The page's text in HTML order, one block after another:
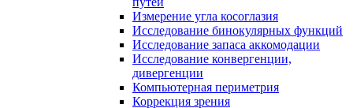
Измерение угла косоглазия
Исследование бинокулярных функций
Исследование запаса аккомодации
Исследование конвергенции,
дивергенции
Компьютерная периметрия
Коррекция зрения